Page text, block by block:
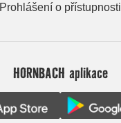
Prohlášení o přístupnosti
HORNBACH aplikace